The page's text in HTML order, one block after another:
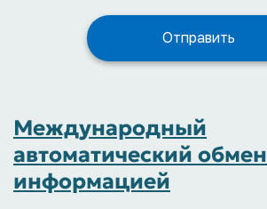
Международный
автоматический обмен
информацией